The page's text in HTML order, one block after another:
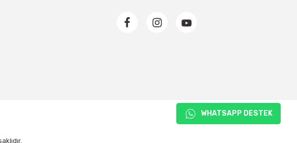
WHATSAPP DESTEK